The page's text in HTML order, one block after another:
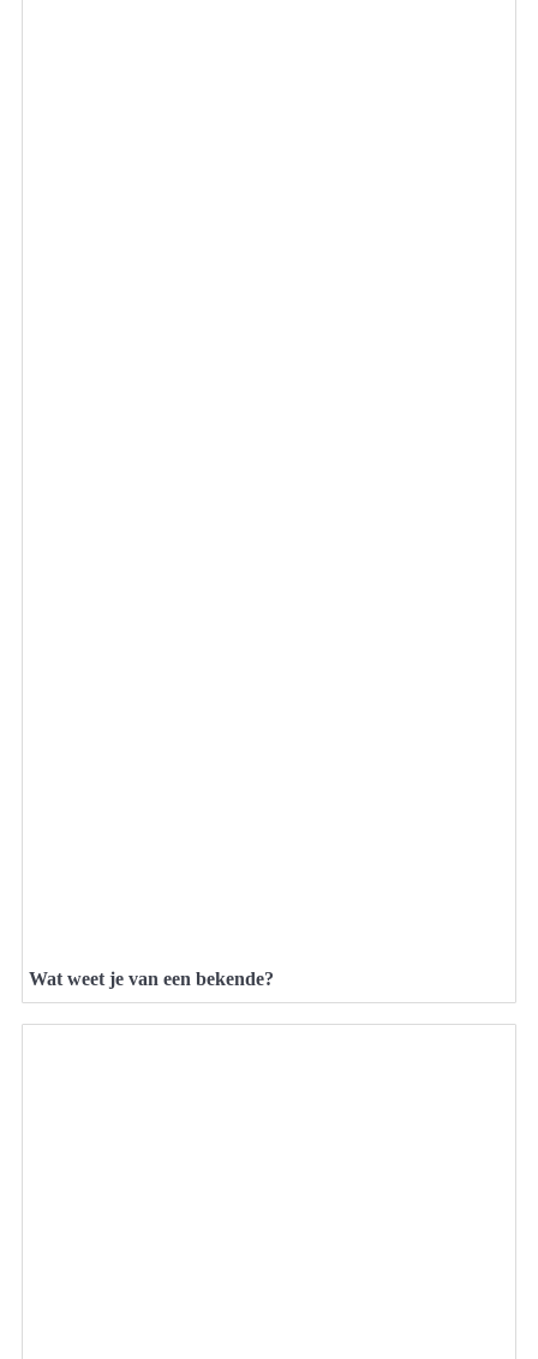
Wat weet je van een bekende?